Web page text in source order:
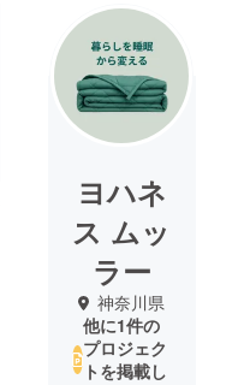
ヨハネ
ス ムッ
ラー
神奈川県
他に1件の
プロジェク
トを掲載し